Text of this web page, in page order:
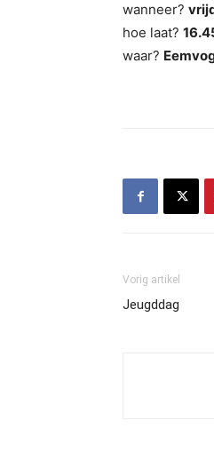
wanneer?
hoe laat?
waar?
Vorig artikel
Jeugddag